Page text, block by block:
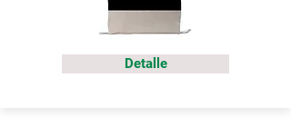
Detalle